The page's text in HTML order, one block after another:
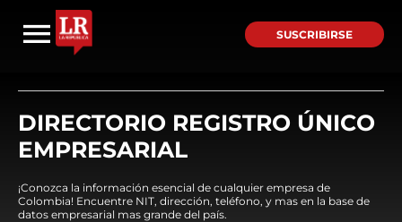
SUSCRIBIRSE
DIRECTORIO REGISTRO ÚNICO
EMPRESARIAL
¡Conozca la información esencial de cualquier empresa de
Colombia! Encuentre NIT, dirección, teléfono, y mas en la base de
datos empresarial mas grande del país.